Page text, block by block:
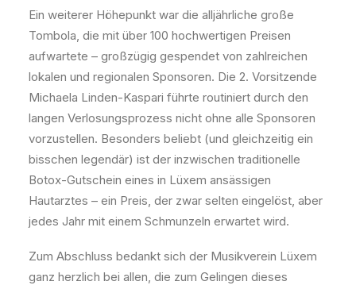
Ein weiterer Höhepunkt war die alljährliche große
Tombola, die mit über 100 hochwertigen Preisen
aufwartete – großzügig gespendet von zahlreichen
lokalen und regionalen Sponsoren. Die 2. Vorsitzende
Michaela Linden-Kaspari führte routiniert durch den
langen Verlosungsprozess nicht ohne alle Sponsoren
vorzustellen. Besonders beliebt (und gleichzeitig ein
bisschen legendär) ist der inzwischen traditionelle
Botox-Gutschein eines in Lüxem ansässigen
Hautarztes – ein Preis, der zwar selten eingelöst, aber
jedes Jahr mit einem Schmunzeln erwartet wird.
Zum Abschluss bedankt sich der Musikverein Lüxem
ganz herzlich bei allen, die zum Gelingen dieses